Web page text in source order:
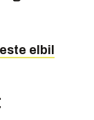
elbil